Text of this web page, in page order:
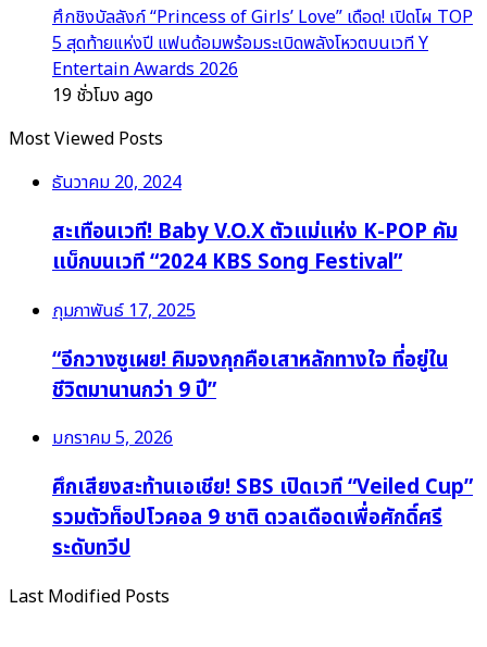
ศึกชิงบัลลังก์ “Princess of Girls’ Love” เดือด! เปิดโผ TOP
5 สุดท้ายแห่งปี แฟนด้อมพร้อมระเบิดพลังโหวตบนเวที Y
Entertain Awards 2026
19 ชั่วโมง ago
Most Viewed Posts
ธันวาคม 20, 2024
สะเทือนเวที! Baby V.O.X ตัวแม่แห่ง K-POP คัม
แบ็กบนเวที “2024 KBS Song Festival”
กุมภาพันธ์ 17, 2025
“อีกวางซูเผย! คิมจงกุกคือเสาหลักทางใจ ที่อยู่ใน
ชีวิตมานานกว่า 9 ปี”
มกราคม 5, 2026
ศึกเสียงสะท้านเอเชีย! SBS เปิดเวที “Veiled Cup”
รวมตัวท็อปโวคอล 9 ชาติ ดวลเดือดเพื่อศักดิ์ศรี
ระดับทวีป
Last Modified Posts